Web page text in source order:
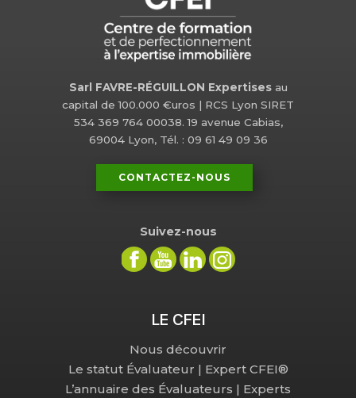
Sarl FAVRE-RÉGUILLON Expertisesau
capital de 100.000 €uros | RCS Lyon SIRET
534 369 764 00038. 19 avenue Cabias,
69004 Lyon, Tél. : 09 61 49 09 36
CONTACTEZ-NOUS
Suivez-nous
LE CFEI
Nous découvrir
Le statut Évaluateur | Expert CFEI®
L’annuaire des Évaluateurs | Experts